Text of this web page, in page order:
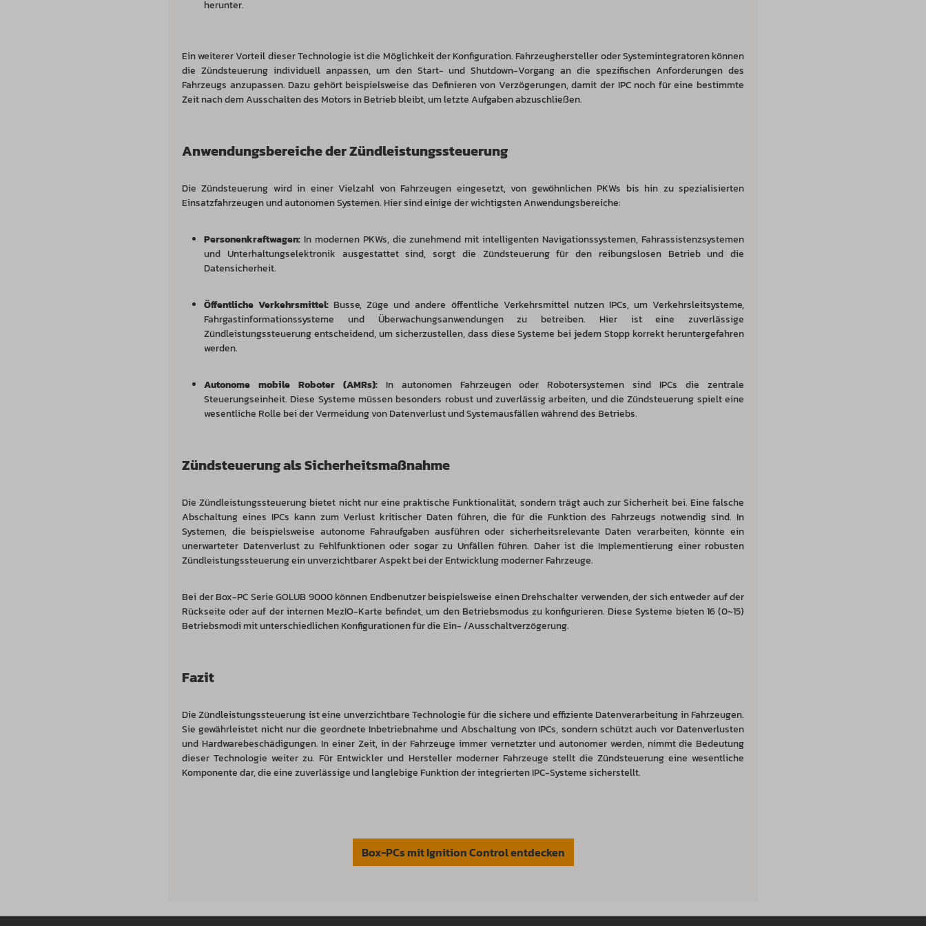
herunter.
Ein weiterer Vorteil dieser Technologie ist die Möglichkeit der Konfiguration. Fahrzeughersteller oder Systemintegratoren können
die Zündsteuerung individuell anpassen, um den Start- und Shutdown-Vorgang an die spezifischen Anforderungen des
Fahrzeugs anzupassen. Dazu gehört beispielsweise das Definieren von Verzögerungen, damit der IPC noch für eine bestimmte
Zeit nach dem Ausschalten des Motors in Betrieb bleibt, um letzte Aufgaben abzuschließen.
Anwendungsbereiche der Zündleistungssteuerung
Die Zündsteuerung wird in einer Vielzahl von Fahrzeugen eingesetzt, von gewöhnlichen PKWs bis hin zu spezialisierten
Einsatzfahrzeugen und autonomen Systemen. Hier sind einige der wichtigsten Anwendungsbereiche:
Personenkraftwagen: In modernen PKWs, die zunehmend mit intelligenten Navigationssystemen, Fahrassistenzsystemen
und Unterhaltungselektronik ausgestattet sind, sorgt die Zündsteuerung für den reibungslosen Betrieb und die
Datensicherheit.
Öffentliche Verkehrsmittel: Busse, Züge und andere öffentliche Verkehrsmittel nutzen IPCs, um Verkehrsleitsysteme,
Fahrgastinformationssysteme und Überwachungsanwendungen zu betreiben. Hier ist eine zuverlässige
Zündleistungssteuerung entscheidend, um sicherzustellen, dass diese Systeme bei jedem Stopp korrekt heruntergefahren
werden.
Autonome mobile Roboter (AMRs):In autonomen Fahrzeugen oder Robotersystemen sind IPCs die zentrale
Steuerungseinheit. Diese Systeme müssen besonders robust und zuverlässig arbeiten, und die Zündsteuerung spielt eine
wesentliche Rolle bei der Vermeidung von Datenverlust und Systemausfällen während des Betriebs.
Zündsteuerung als Sicherheitsmaßnahme
Die Zündleistungssteuerung bietet nicht nur eine praktische Funktionalität, sondern trägt auch zur Sicherheit bei. Eine falsche
Abschaltung eines IPCs kann zum Verlust kritischer Daten führen, die für die Funktion des Fahrzeugs notwendig sind. In
Systemen, die beispielsweise autonome Fahraufgaben ausführen oder sicherheitsrelevante Daten verarbeiten, könnte ein
unerwarteter Datenverlust zu Fehlfunktionen oder sogar zu Unfällen führen. Daher ist die Implementierung einer robusten
Zündleistungssteuerung ein unverzichtbarer Aspekt bei der Entwicklung moderner Fahrzeuge.
Bei der Box-PC SerieGOLUB 9000können Endbenutzer beispielsweise einen Drehschalter verwenden, der sich entweder auf der
Rückseite oder auf der internen MezIO-Karte befindet, um den Betriebsmodus zu konfigurieren. Diese Systeme bieten 16 (0~15)
Betriebsmodi mit unterschiedlichen Konfigurationen für die Ein- /Ausschaltverzögerung.
Fazit
Die Zündleistungssteuerung ist eine unverzichtbare Technologie für die sichere und effiziente Datenverarbeitung in Fahrzeugen.
Sie gewährleistet nicht nur die geordnete Inbetriebnahme und Abschaltung von IPCs, sondern schützt auch vor Datenverlusten
und Hardwarebeschädigungen. In einer Zeit, in der Fahrzeuge immer vernetzter und autonomer werden, nimmt die Bedeutung
dieser Technologie weiter zu. Für Entwickler und Hersteller moderner Fahrzeuge stellt die Zündsteuerung eine wesentliche
Komponente dar, die eine zuverlässige und langlebige Funktion der integrierten IPC-Systeme sicherstellt.
Box-PCs mit Ignition Control entdecken